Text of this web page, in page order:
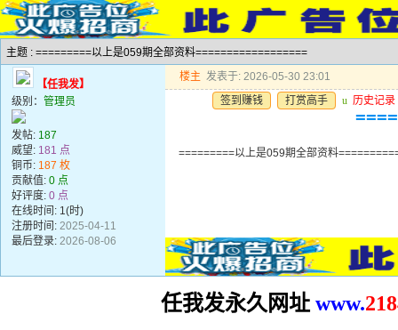
主题 : =========以上是059期全部资料==================
【任我发】
级别： 管理员
发帖: 187
威望: 181 点
铜币: 187 枚
贡献值: 0 点
好评度: 0 点
在线时间: 1(时)
注册时间: 2025-04-11
最后登录: 2026-08-06
楼主 发表于: 2026-05-30 23:01
签到赚钱
打赏高手 u 历史记录
=========以上是059期全部资料
任我发永久网址 www.2